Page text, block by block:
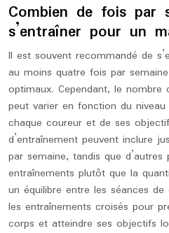
Combien de fois par
s’entraîner pour un
Il est souvent recommandé de
au moins quatre fois par
optimaux. Cependant, le nombre
peut varier en fonction du
chaque coureur et de ses
d’entraînement peuvent inclure
par semaine, tandis que
entraînements plutôt que la
un équilibre entre les séances
les entraînements croisés pour
corps et atteindre ses objectifs